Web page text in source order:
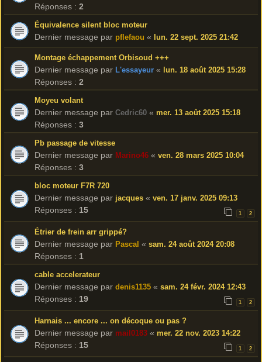
Réponses : 2
Équivalence silent bloc moteur
Dernier message par pflefaou « lun. 22 sept. 2025 21:42
Montage échappement Orbisoud +++
Dernier message par L'essayeur « lun. 18 août 2025 15:28
Réponses : 2
Moyeu volant
Dernier message par Cedric60 « mer. 13 août 2025 15:18
Réponses : 3
Pb passage de vitesse
Dernier message par Marino46 « ven. 28 mars 2025 10:04
Réponses : 3
bloc moteur F7R 720
Dernier message par jacques « ven. 17 janv. 2025 09:13
Réponses : 15 1 2
Étrier de frein arr grippé?
Dernier message par Pascal « sam. 24 août 2024 20:08
Réponses : 1
cable accelerateur
Dernier message par denis1135 « sam. 24 févr. 2024 12:43
Réponses : 19 1 2
Harnais ... encore ... on décoque ou pas ?
Dernier message par mail0183 « mer. 22 nov. 2023 14:22
Réponses : 15 1 2